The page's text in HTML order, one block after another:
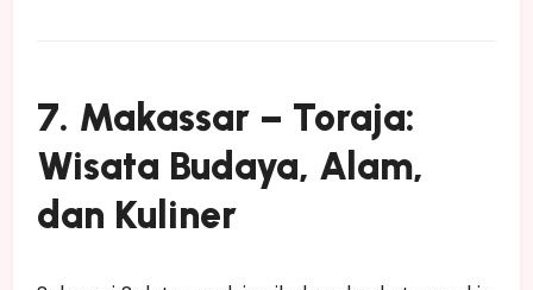
7. Makassar – Toraja:
Wisata Budaya, Alam,
dan Kuliner